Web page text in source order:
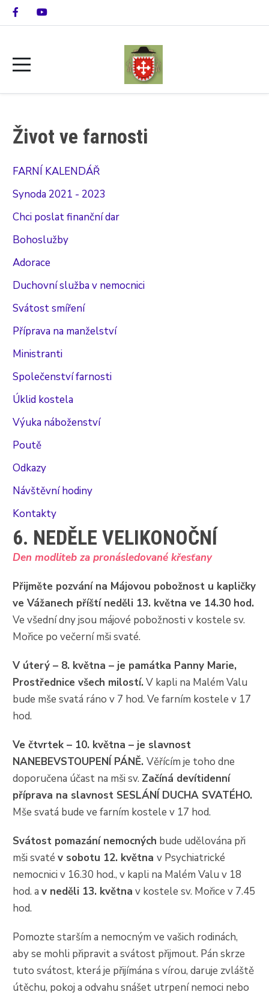
Život ve farnosti
FARNÍ KALENDÁŘ
Synoda 2021 - 2023
Chci poslat finanční dar
Bohoslužby
Adorace
Duchovní služba v nemocnici
Svátost smíření
Příprava na manželství
Ministranti
Společenství farnosti
Úklid kostela
Výuka náboženství
Poutě
Odkazy
Návštěvní hodiny
Kontakty
6. NEDĚLE VELIKONOČNÍ
Den modliteb za pronásledované křesťany
Přijměte pozvání na Májovou pobožnost u kapličky
ve Vážanech příští neděli 13. května ve 14.30 hod.
Ve všední dny jsou májové pobožnosti v kostele sv.
Mořice po večerní mši svaté.
V úterý – 8. května – je památka Panny Marie,
Prostřednice všech milostí.V kapli na Malém Valu
bude mše svatá ráno v 7 hod. Ve farním kostele v 17
hod.
Ve čtvrtek – 10. května – je slavnost
NANEBEVSTOUPENÍ PÁNĚ.Věřícím je toho dne
doporučena účast na mši sv. Začíná devítidenní
příprava na slavnost SESLÁNÍ DUCHA SVATÉHO.
Mše svatá bude ve farním kostele v 17 hod.
Svátost pomazání nemocných bude udělována při
mši svatév sobotu 12. květnav Psychiatrické
nemocnici v 16.30 hod., v kapli na Malém Valu v 18
hod. av neděli 13. května v kostele sv. Mořice v 7.45
hod.
Pomozte starším a nemocným ve vašich rodinách,
aby se mohli připravit a svátost přijmout. Pán skrze
tuto svátost, která je přijímána s vírou, daruje zvláště
útěchu, pokoj a odvahu snášet utrpení nemoci nebo